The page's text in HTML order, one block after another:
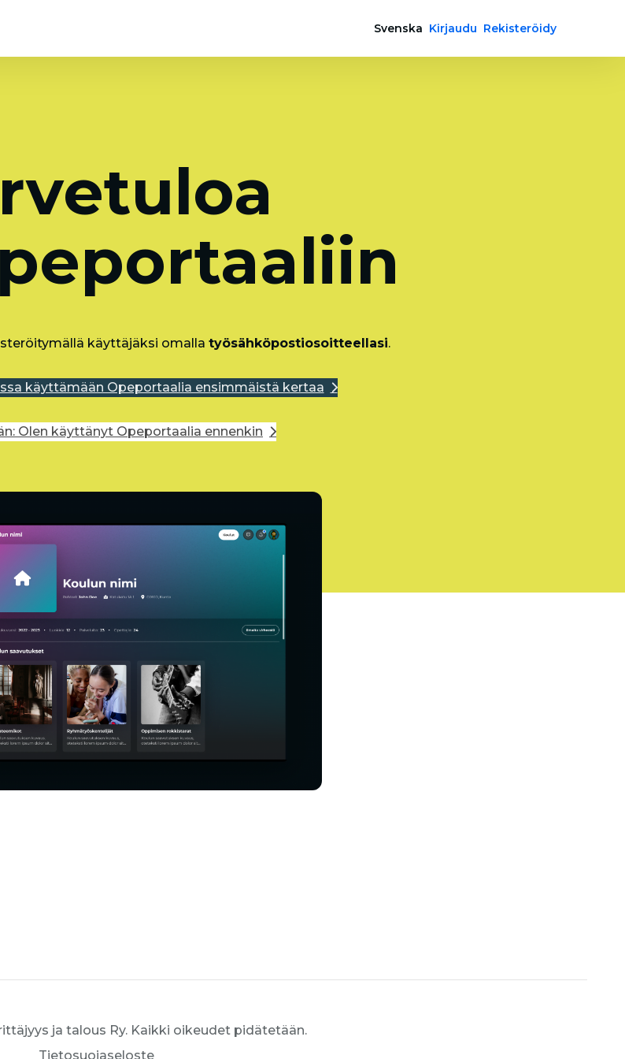
Svenska Kirjaudu Rekisteröidy
käyttäjäksi omalla työsähköpostiosoitteellasi.
käyttämään Opeportaalia ensimmäistä kertaa
Olen käyttänyt Opeportaalia ennenkin
ja talous Ry. Kaikki oikeudet pidätetään.
Tietosuojaseloste